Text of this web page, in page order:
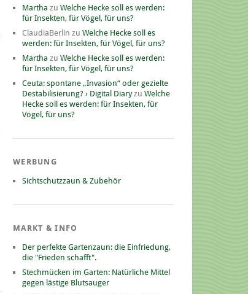
Martha zu Welche Hecke soll es werden:
für Insekten, für Vögel, für uns?
ClaudiaBerlin zu Welche Hecke soll es
werden: für Insekten, für Vögel, für uns?
Martha zu Welche Hecke soll es werden:
für Insekten, für Vögel, für uns?
Ceuta: spontane „Invasion“ oder gezielte
Destabilisierung? › Digital Diaryzu Welche
Hecke soll es werden: für Insekten, für
Vögel, für uns?
WERBUNG
Sichtschutzzaun & Zubehör
MARKT & INFO
Der perfekte Gartenzaun: die Einfriedung,
die "Frieden schafft".
Stechmücken im Garten: Natürliche Mittel
gegen lästige Blutsauger